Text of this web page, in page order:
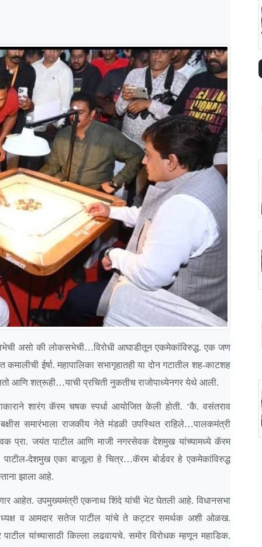
असो की लोकसभेची…विरोधी आघाडीतून एकमेकांविरुद्ध. एक जण
ईर्षा. महापालिका सभागृहातही या दोन गटातील शह-काटशह
आणि शत्रूही…याची प्रचिती नुकतीच राजोपाध्येनगर येथे आली.
शारंग कॅरम चषक स्पर्धा आयोजित केली होती. ‘कै. वसंतराव
समारंभाला राजकीय नेते मंडळी उपस्थित राहिले…पालकमंत्री
प्रा. जयंत पाटील आणि माजी नगरसेवक देशमुख यांच्यामध्ये कॅरम
पाटील-देशमुख एका बाजूला हे चित्र…कॅरम बोर्डवर हे एकमेकांविरुद्ध
झाला आहे.
आहेत. उपमुख्यमंत्री एकनाथ शिंदे यांची भेट घेतली आहे. विधानसभा
व आमदार सतेज पाटील यांचे ते कट्टर समर्थक अशी ओळख.
यांच्यासाठी किल्ला लढवायचे. समोर विरोधक म्हणून महाडिक.